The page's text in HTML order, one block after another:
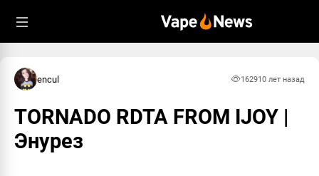
encul 162910 лет назад
TORNADO RDTA FROM IJOY |
Энурез